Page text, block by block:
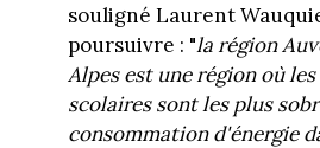
souligné Laurent
poursuivre : "la région
Alpes est une région où
scolaires sont les plus
consommation d'énergie